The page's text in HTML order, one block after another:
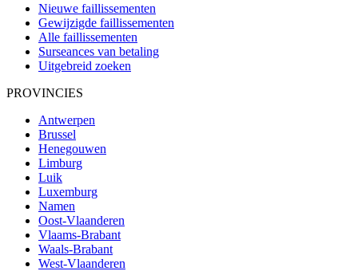
Nieuwe faillissementen
Gewijzigde faillissementen
Alle faillissementen
Surseances van betaling
Uitgebreid zoeken
PROVINCIES
Antwerpen
Brussel
Henegouwen
Limburg
Luik
Luxemburg
Namen
Oost-Vlaanderen
Vlaams-Brabant
Waals-Brabant
West-Vlaanderen